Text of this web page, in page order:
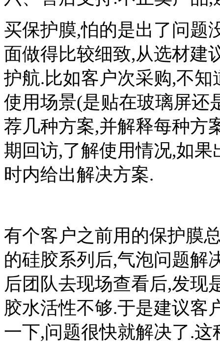
买保护膜,怕的是出了问题
面做得比较细致,从选材建
护航.比如客户次采购,不
使用场景(是贴在玻璃屏还
荐几种方案,并解释每种方
期回访,了解使用情况,如果
时内给出解决方案.
有个客户之前用的保护膜
的硅胶系列后,气泡问题解
后团队去现场查看后,发现
胶水活性不够.于是建议客
一下,问题很快就解决了.